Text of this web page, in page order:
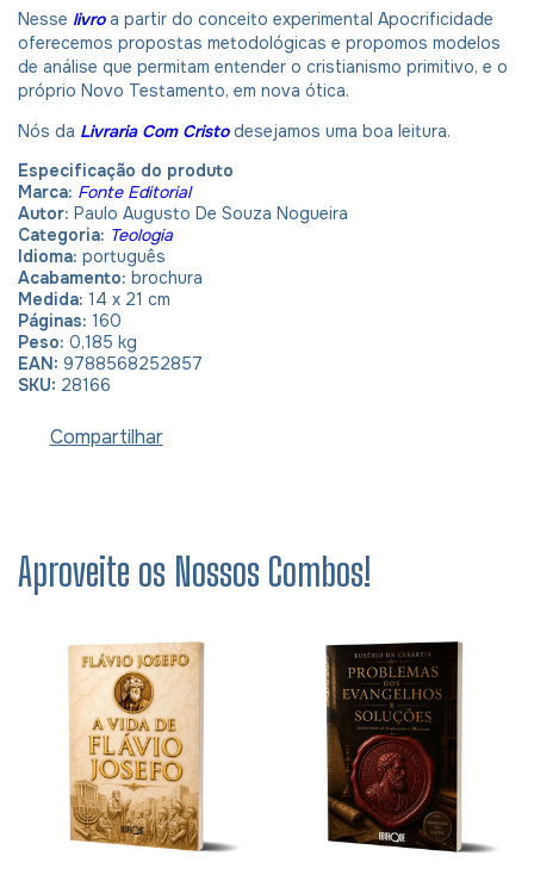
Nesse livroa partir do conceito experimental Apocrificidade
oferecemos propostas metodológicas e propomos modelos
de análise que permitam entender o cristianismo primitivo, e o
próprio Novo Testamento, em nova ótica.
Nós da Livraria Com Cristodesejamos uma boa leitura.
Especificação do produto
Marca: Fonte Editorial
Autor: Paulo Augusto De Souza Nogueira
Categoria: Teologia
Idioma: português
Acabamento: brochura
Medida: 14 x 21 cm
Páginas: 160
Peso: 0,185 kg
EAN: 9788568252857
SKU: 28166
Compartilhar
Aproveite os Nossos Combos!